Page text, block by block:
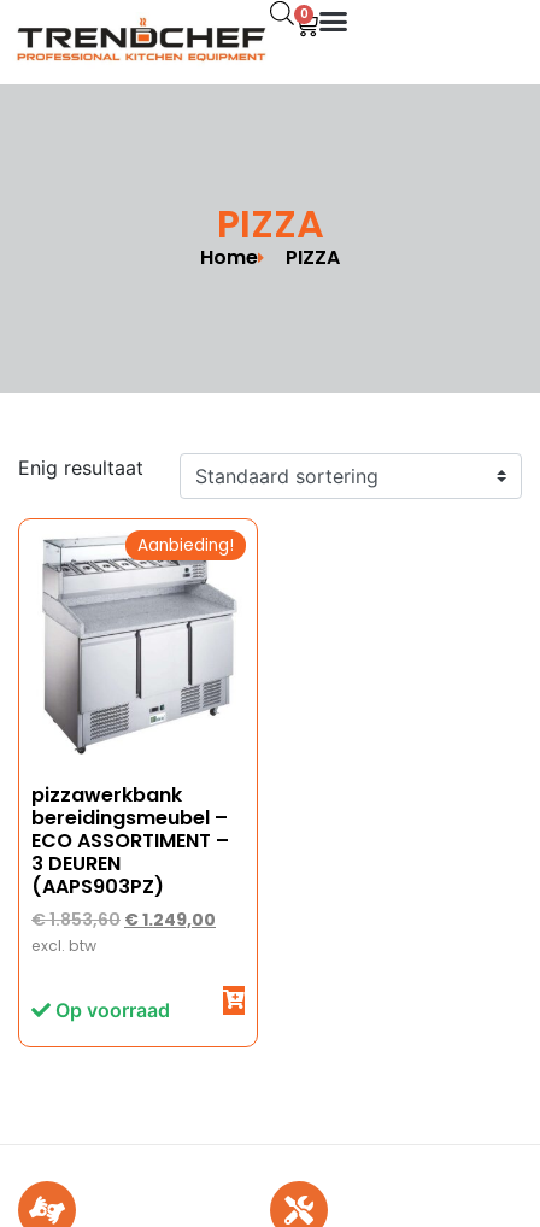
0
PIZZA
Home PIZZA
Enig resultaat
Aanbieding!
pizzawerkbank
bereidingsmeubel –
ECO ASSORTIMENT –
3 DEUREN
(AAPS903PZ)
€1.853,60 €1.249,00
excl. btw
Op voorraad